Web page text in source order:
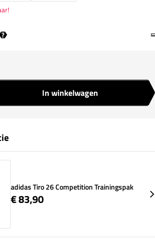
?
In winkelwagen
adidas Tiro 26 Competition Trainingspak
€ 83,90